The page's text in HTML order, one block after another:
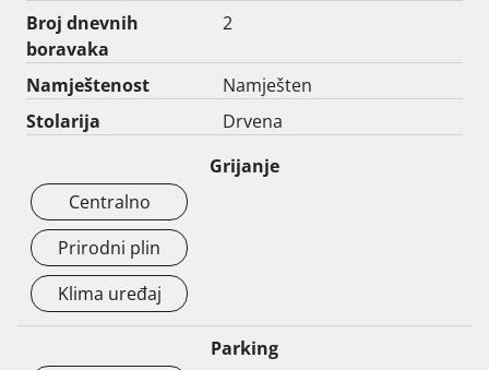
Broj dnevnih
boravaka
2
Namještenost
Namješten
Stolarija
Drvena
Grijanje
Centralno
Prirodni plin
Klima uređaj
Parking